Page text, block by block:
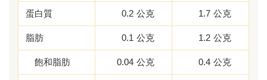
蛋白質 0.2 公克 1.7 公克
脂肪 0.1 公克 1.2 公克
飽和脂肪 0.04 公克 0.4 公克